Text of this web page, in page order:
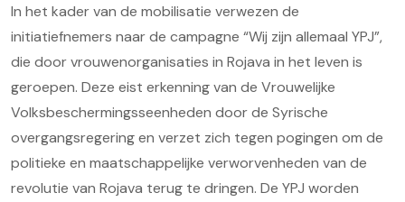
In het kader van de mobilisatie verwezen de
initiatiefnemers naar de campagne “Wij zijn allemaal YPJ”,
die door vrouwenorganisaties in Rojava in het leven is
geroepen. Deze eist erkenning van de Vrouwelijke
Volksbeschermingsseenheden door de Syrische
overgangsregering en verzet zich tegen pogingen om de
politieke en maatschappelijke verworvenheden van de
revolutie van Rojava terug te dringen. De YPJ worden